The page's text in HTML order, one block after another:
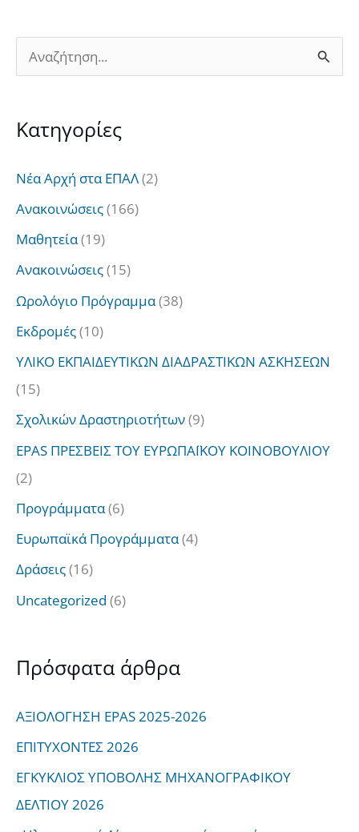
ζ
σ
η
γ
ι
α
:
Kατηγορίες
Νέα Αρχή στα ΕΠΑΛ(2)
Ανακοινώσεις(166)
Μαθητεία(19)
Ανακοινώσεις(15)
Ωρολόγιο Πρόγραμμα(38)
Εκδρομές(10)
ΥΛΙΚΟ ΕΚΠΑΙΔΕΥΤΙΚΩΝ ΔΙΑΔΡΑΣΤΙΚΩΝ ΑΣΚΗΣΕΩΝ
(15)
Σχολικών Δραστηριοτήτων(9)
EPAS ΠΡΕΣΒΕΙΣ ΤΟΥ ΕΥΡΩΠΑΪΚΟΥ ΚΟΙΝΟΒΟΥΛΙΟΥ
(2)
Προγράμματα(6)
Ευρωπαϊκά Προγράμματα(4)
Δράσεις(16)
Uncategorized (6)
Πρόσφατα άρθρα
ΑΞΙΟΛΟΓΗΣΗ EPAS 2025-2026
ΕΠΙΤΥΧΟΝΤΕΣ 2026
ΕΓΚΥΚΛΙΟΣ ΥΠΟΒΟΛΗΣ ΜΗΧΑΝΟΓΡΑΦΙΚΟΥ
ΔΕΛΤΙΟΥ 2026